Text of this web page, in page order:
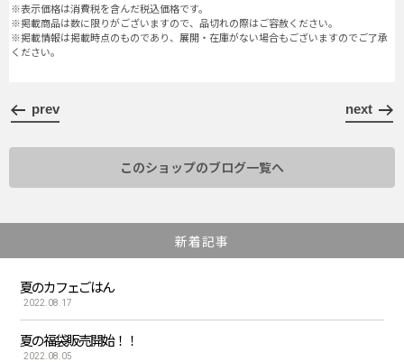
※表示価格は消費税を含んだ税込価格です。
※掲載商品は数に限りがございますので、品切れの際はご容赦ください。
※掲載情報は掲載時点のものであり、展開・在庫がない場合もございますのでご了承
ください。
prev next
このショップのブログ一覧へ
新着記事
夏のカフェごはん
2022.08.17
夏の福袋販売開始！！
2022.08.05